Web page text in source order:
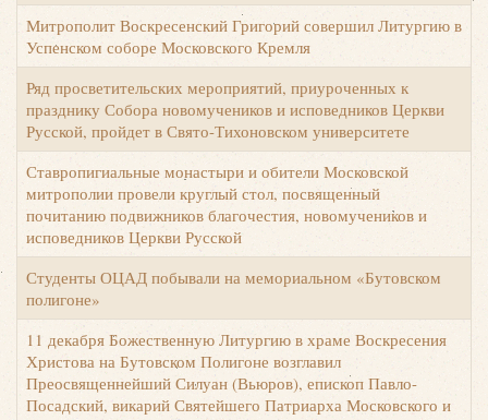
Митрополит Воскресенский Григорий совершил Литургию в
Успенском соборе Московского Кремля
Ряд просветительских мероприятий, приуроченных к
празднику Собора новомучеников и исповедников Церкви
Русской, пройдет в Свято-Тихоновском университете
Ставропигиальные монастыри и обители Московской
митрополии провели круглый стол, посвященный
почитанию подвижников благочестия, новомучеников и
исповедников Церкви Русской
Студенты ОЦАД побывали на мемориальном «Бутовском
полигоне»
11 декабря Божественную Литургию в храме Воскресения
Христова на Бутовском Полигоне возглавил
Преосвященнейший Силуан (Вьюров), епископ Павло-
Посадский, викарий Святейшего Патриарха Московского и